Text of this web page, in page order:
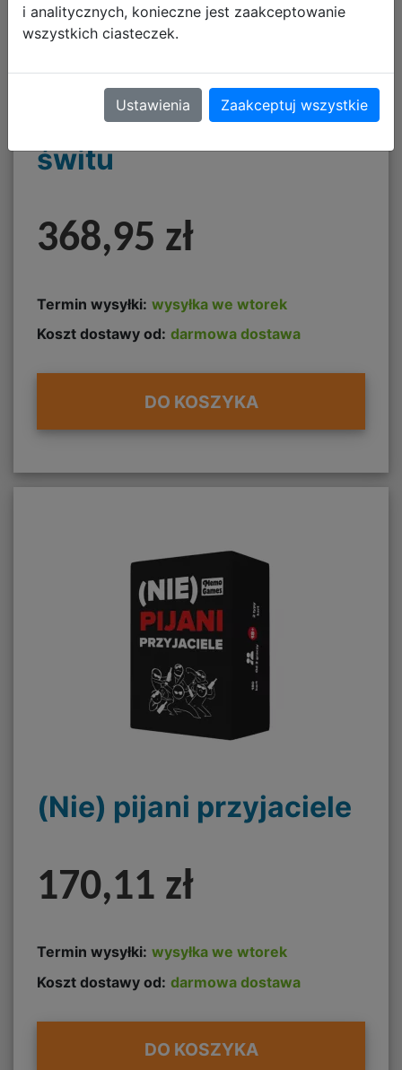
Albi Od zmierzchu do
świtu
368,95 zł
Termin wysyłki: wysyłka we wtorek
Koszt dostawy od: darmowa dostawa
DO KOSZYKA
(Nie) pijani przyjaciele
170,11 zł
Termin wysyłki: wysyłka we wtorek
Koszt dostawy od: darmowa dostawa
DO KOSZYKA
i analitycznych, konieczne jest zaakceptowanie
wszystkich ciasteczek.
Ustawienia Zaakceptuj wszystkie